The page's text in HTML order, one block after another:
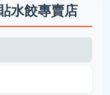
水餃專賣店